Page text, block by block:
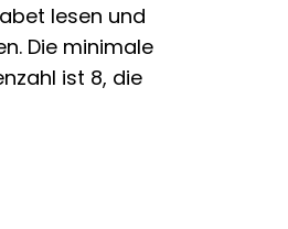
lesen und
Die minimale
ist 8, die